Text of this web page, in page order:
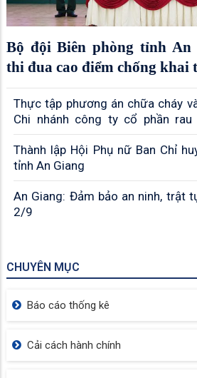
Bộ đội Biên phòng tỉnh An
thi đua cao điểm chống khai
Thực tập phương án chữa cháy
Chi nhánh công ty cổ phần rau
Giang
Thành lập Hội Phụ nữ Ban Chỉ
tỉnh An Giang
An Giang: Đảm bảo an ninh, trật
2/9
CHUYÊN MỤC
Báo cáo thống kê
Cải cách hành chính